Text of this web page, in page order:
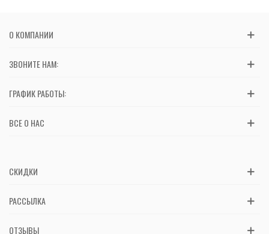
О КОМПАНИИ
ЗВОНИТЕ НАМ:
ГРАФИК РАБОТЫ:
ВСЕ О НАС
СКИДКИ
РАССЫЛКА
ОТЗЫВЫ